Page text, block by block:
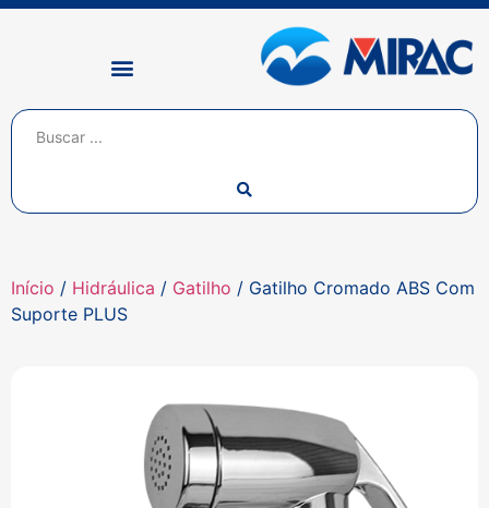
Início / Hidráulica / Gatilho / Gatilho Cromado ABS Com
Suporte PLUS